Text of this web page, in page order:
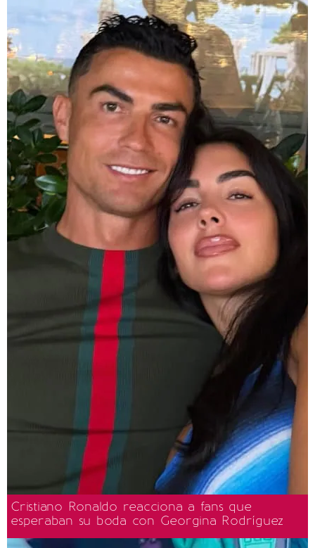
Cristiano Ronaldo reacciona a fans que
esperaban su boda con Georgina Rodríguez